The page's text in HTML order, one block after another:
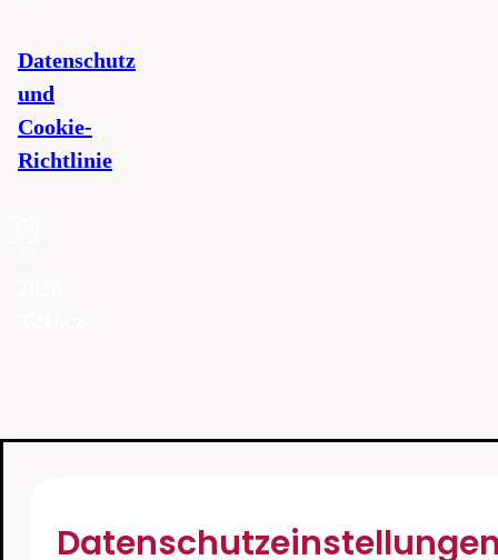
Datenschutz
und
Cookie-
Richtlinie